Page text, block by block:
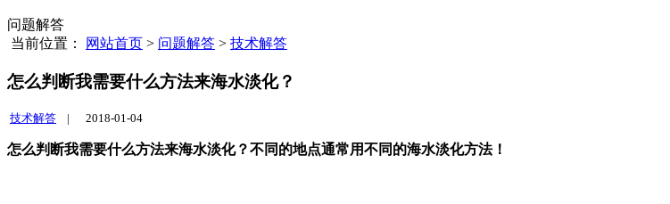
问题解答
当前位置：
网站首页 > 问题解答 > 技术解答
怎么判断我需要什么方法来海水淡化？
技术解答 | 2018-01-04
怎么判断我需要什么方法来海水淡化？不同的地点通常用不同的海水淡化方法！